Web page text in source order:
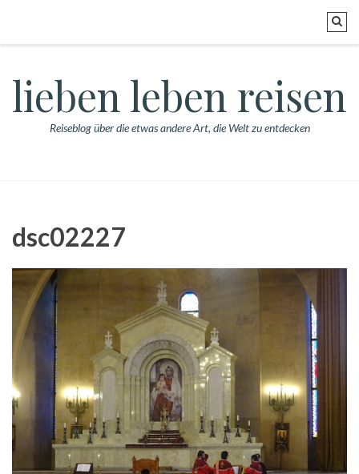
lieben leben reisen
Reiseblog über die etwas andere Art, die Welt zu entdecken
dsc02227